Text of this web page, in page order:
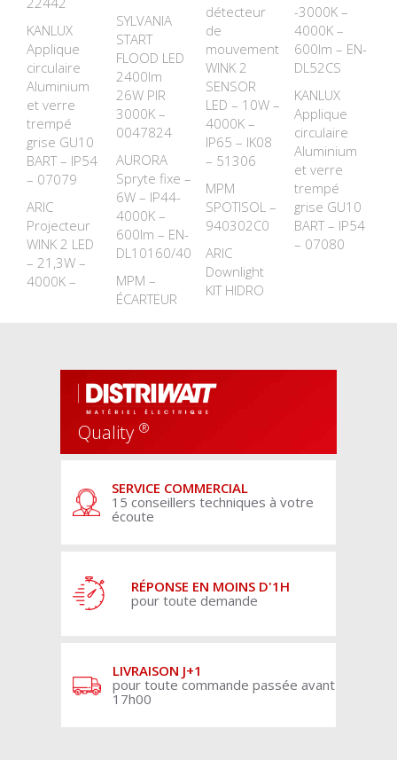
KANLUX
Applique
circulaire
Aluminium
et verre
trempé
grise GU10
BART – IP54
– 07079
ARIC
Projecteur
WINK 2 LED
– 21,3W –
4000K –
SYLVANIA
START
FLOOD LED
2400lm
26W PIR
3000K –
0047824
AURORA
Spryte fixe –
6W – IP44-
4000K –
600lm – EN-
DL10160/40
MPM –
ÉCARTEUR
détecteur
de
mouvement
WINK 2
SENSOR
LED – 10W –
4000K –
IP65 – IK08
– 51306
MPM
SPOTISOL –
940302C0
ARIC
Downlight
KIT HIDRO
-3000K –
4000K –
600lm – EN-
DL52CS
KANLUX
Applique
circulaire
Aluminium
et verre
trempé
grise GU10
BART – IP54
– 07080
Quality ®
SERVICE COMMERCIAL
15 conseillers techniques à votre
écoute
RÉPONSE EN MOINS D'1H
pour toute demande
LIVRAISON J+1
pour toute commande passée avant
17h00